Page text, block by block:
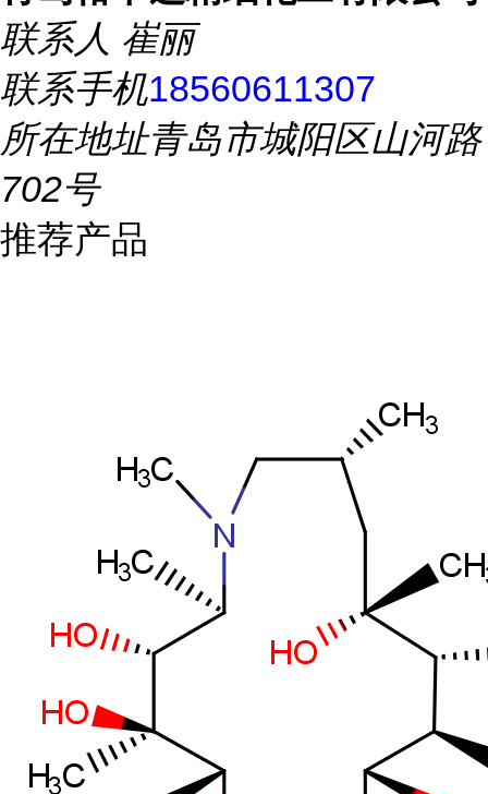
联系人 崔丽
联系手机18560611307
所在地址青岛市城阳区山河路
702号
推荐产品